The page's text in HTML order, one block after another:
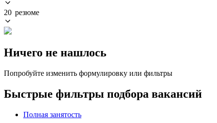
20 резюме
Ничего не нашлось
Попробуйте изменить формулировку или фильтры
Быстрые фильтры подбора вакансий
Полная занятость